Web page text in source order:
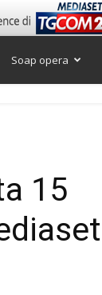
Soap opera
15